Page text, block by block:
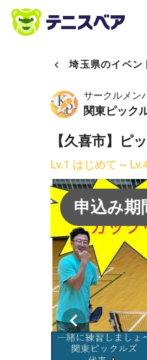
埼玉県のイベン
サークルメン
関東ピック
【久喜市】ピ
Lv.1 はじめて ~
申込み期